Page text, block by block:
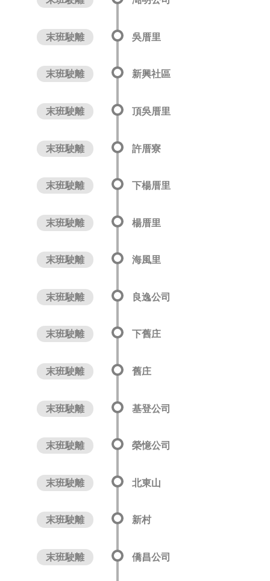
末班駛離 吳厝里
末班駛離 新興社區
末班駛離 頂吳厝里
末班駛離 許厝寮
末班駛離 下楊厝里
末班駛離 楊厝里
末班駛離 海風里
末班駛離 良逸公司
末班駛離 下舊庄
末班駛離 舊庄
末班駛離 基登公司
末班駛離 榮憶公司
末班駛離 北東山
末班駛離 新村
末班駛離 僑昌公司